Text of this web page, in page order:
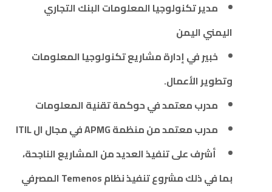
مدير تكنولوجيا المعلومات البنك التجاري
اليمني اليمن
خبير في إدارة مشاريع تكنولوجيا المعلومات
وتطوير الأعمال.
مدرب معتمد في حوكمة تقنية المعلومات
مدرب معتمد من منظمة APMG في مجال ال ITIL
أشرف على تنفيذ العديد من المشاريع الناجحة،
بما في ذلك مشروع تنفيذ نظام Temenos المصرفي